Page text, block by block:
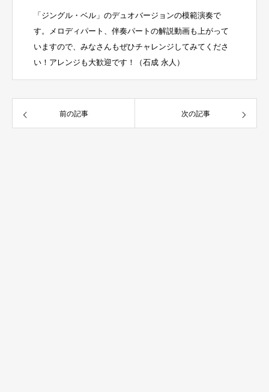
「ジングル・ベル」のデュオバージョンの模範演奏で
す。メロディパート、伴奏パートの解説動画も上がって
いますので、みなさんもぜひチャレンジしてみてくださ
い！アレンジも大歓迎です！（石成 永人）
前の記事 次の記事